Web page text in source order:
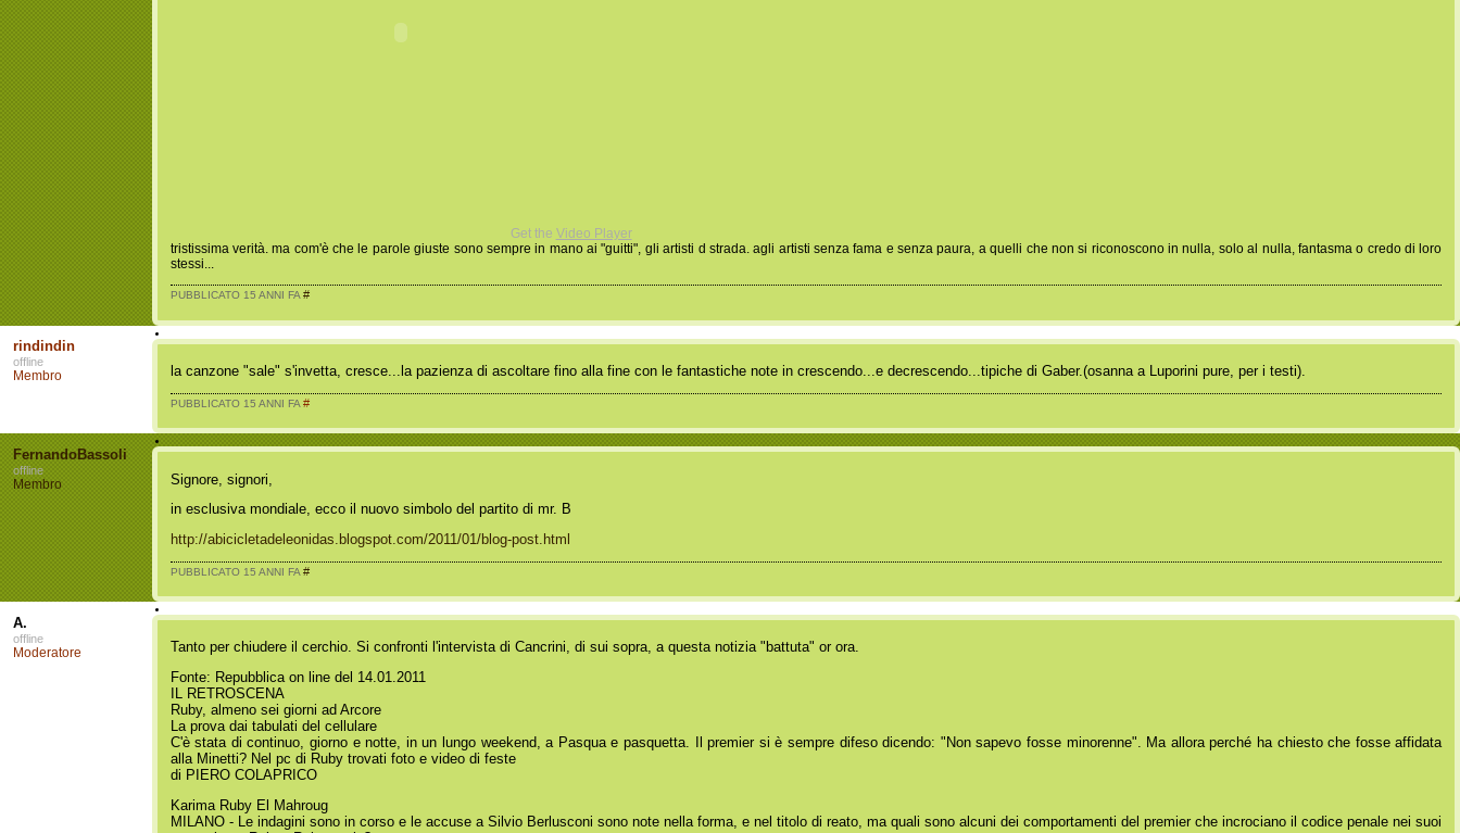
Get the Video Player
tristissima verità. ma com'è che le parole giuste sono sempre in mano ai "guitti", gli artisti d strada. agli artisti senza fama e senza paura, a quelli che non si riconoscono in nulla, solo al nulla, fantasma o credo di loro
stessi...
PUBBLICATO 15 ANNI FA#
rindindin
offline
Membro
la canzone "sale" s'invetta, cresce...la pazienza di ascoltare fino alla fine con le fantastiche note in crescendo...e decrescendo...tipiche di Gaber.(osanna a Luporini pure, per i testi).
PUBBLICATO 15 ANNI FA #
FernandoBassoli
offline
Membro
Signore, signori,
in esclusiva mondiale, ecco il nuovo simbolo del partito di mr. B
http://abicicletadeleonidas.blogspot.com/2011/01/blog-post.html
PUBBLICATO 15 ANNI FA #
A.
offline
Moderatore
Tanto per chiudere il cerchio. Si confronti l'intervista di Cancrini, di sui sopra, a questa notizia "battuta" or ora.
Fonte: Repubblica on line del 14.01.2011
IL RETROSCENA
Ruby, almeno sei giorni ad Arcore
La prova dai tabulati del cellulare
C'è stata di continuo, giorno e notte, in un lungo weekend, a Pasqua e pasquetta. Il premier si è sempre difeso dicendo: "Non sapevo fosse minorenne". Ma allora perché ha chiesto che fosse affidata
alla Minetti? Nel pc di Ruby trovati foto e video di feste
di PIERO COLAPRICO
Karima Ruby El Mahroug
MILANO - Le indagini sono in corso e le accuse a Silvio Berlusconi sono note nella forma, e nel titolo di reato, ma quali sono alcuni dei comportamenti del premier che incrociano il codice penale nei suoi